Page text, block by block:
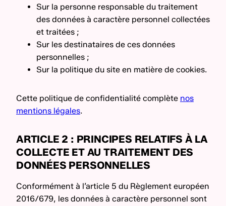
Sur la personne responsable du traitement
des données à caractère personnel collectées
et traitées ;
Sur les destinataires de ces données
personnelles ;
Sur la politique du site en matière de cookies.
Cette politique de confidentialité complète nos
mentions légales.
ARTICLE 2 : PRINCIPES RELATIFS À LA
COLLECTE ET AU TRAITEMENT DES
DONNÉES PERSONNELLES
Conformément à l’article 5 du Règlement européen
2016/679, les données à caractère personnel sont